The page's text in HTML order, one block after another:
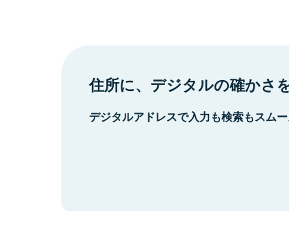
住所に、デジタルの確かさを
デジタルアドレスで入力も検索もスムー